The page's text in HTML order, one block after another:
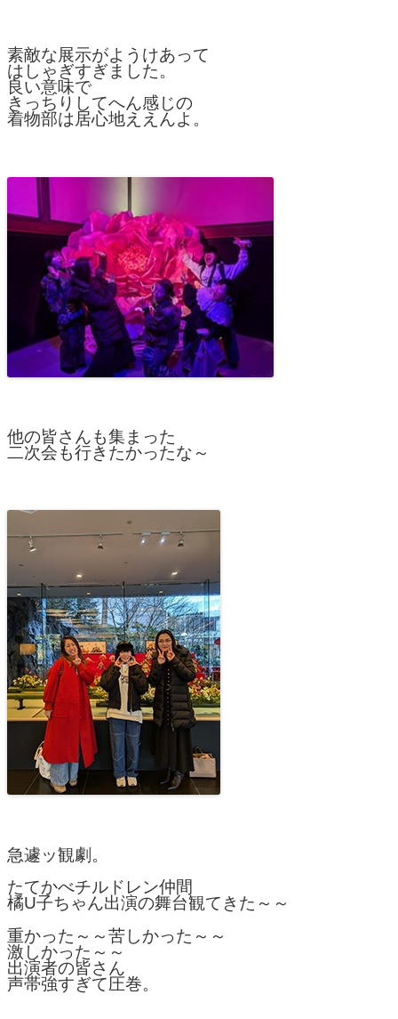
素敵な展示がようけあって
はしゃぎすぎました。
良い意味で
きっちりしてへん感じの
着物部は居心地ええんよ。
他の皆さんも集まった
二次会も行きたかったな～
急遽ッ観劇。
たてかべチルドレン仲間
橘U子ちゃん出演の舞台観てきた～～
重かった～～苦しかった～～
激しかった～～
出演者の皆さん
声帯強すぎて圧巻。